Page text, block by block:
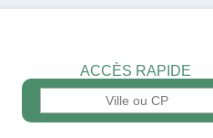
ACCÈS RAPIDE